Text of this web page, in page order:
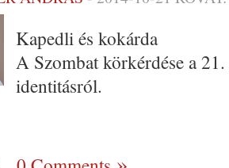
Kapedli és kokárda
A Szombat körkérdése a
identitásról.